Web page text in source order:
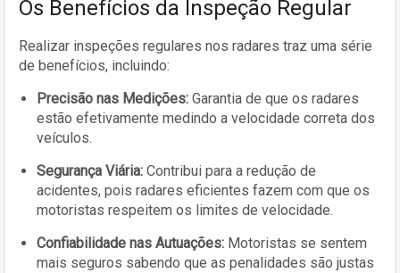
Os Benefícios da Inspeção Regular
Realizar inspeções regulares nos radares traz uma série
de benefícios, incluindo:
Precisão nas Medições: Garantia de que os radares
estão efetivamente medindo a velocidade correta dos
veículos.
Segurança Viária: Contribui para a redução de
acidentes, pois radares eficientes fazem com que os
motoristas respeitem os limites de velocidade.
Confiabilidade nas Autuações: Motoristas se sentem
mais seguros sabendo que as penalidades são justas